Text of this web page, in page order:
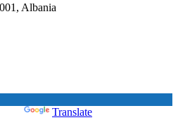
Albania
Translate